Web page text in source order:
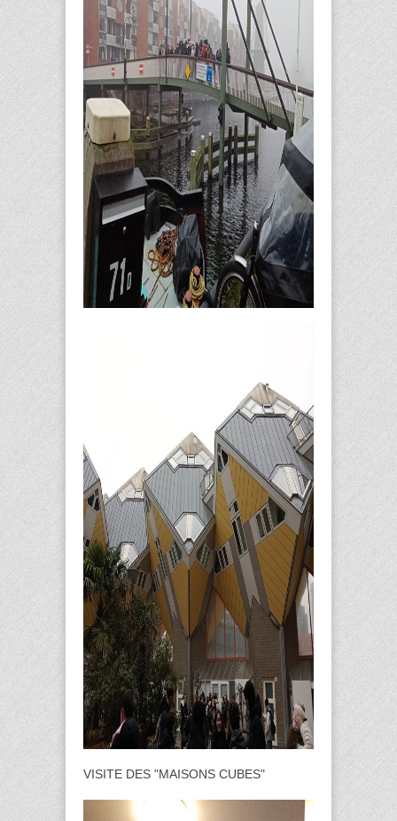
VISITE DES "MAISONS CUBES"